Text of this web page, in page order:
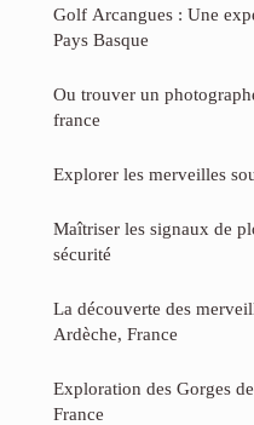
Golf Arcangues : Une
Pays Basque
Ou trouver un
france
Explorer les merveilles
Maîtriser les signaux de
sécurité
La découverte des
Ardèche, France
Exploration des Gorges
France